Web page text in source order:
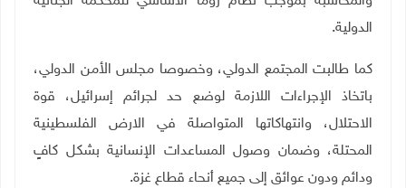
الدولية.
كما طالبت المجتمع الدولي، وخصوصا مجلس الأمن الدولي،
باتخاذ الإجراءات اللازمة لوضع حد لجرائم إسرائيل، قوة
الاحتلال، وانتهاكاتها المتواصلة في الارض الفلسطينية
المحتلة، وضمان وصول المساعدات الإنسانية بشكل كافٍ
ودائم ودون عوائق إلى جميع أنحاء قطاع غزة.